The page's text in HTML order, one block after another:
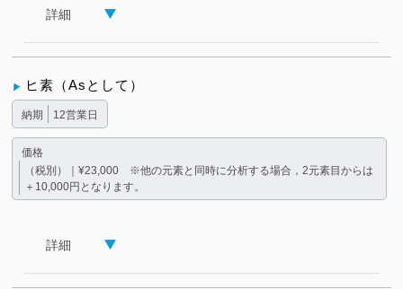
詳細
ヒ素（Asとして）
納期 12営業日
価格
（税別）｜¥23,000 ※他の元素と同時に分析する場合，2元素目からは
＋10,000円となります。
詳細